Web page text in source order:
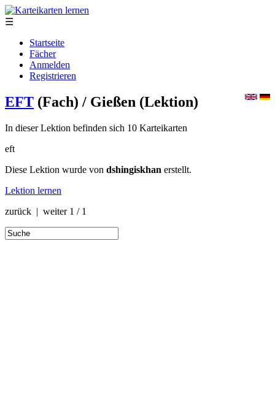
☰
Startseite
Fächer
Anmelden
Registrieren
EFT (Fach) / Gießen (Lektion)
In dieser Lektion befinden sich 10 Karteikarten
eft
Diese Lektion wurde von dshingiskhan erstellt.
Lektion lernen
zurück | weiter 1 / 1